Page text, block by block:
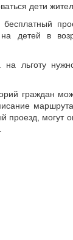
дети
на детей в
на льготу
граждан
могут